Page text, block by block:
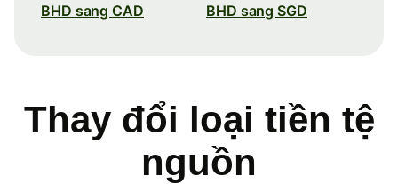
BHD sang CAD BHD sang SGD
Thay đổi loại tiền tệ
nguồn